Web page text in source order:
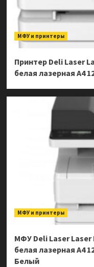
МФУ и принтеры
Принтер Deli Laser
белая лазерная A4
МФУ и принтеры
МФУ Deli Laser Laser
белая лазерная A4
Белый